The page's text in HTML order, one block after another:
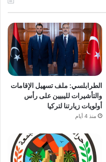
الطرابلسي: ملف تسهيل الإقامات
والتأشيرات لليبيين على رأس
أولويات زيارتنا لتركيا
منذ 4 أيام